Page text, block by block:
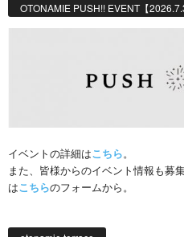
OTONAMIE PUSH!! EVENT【
イベントの詳細はこちら。
また、皆様からのイベント情報も募
はこちらのフォームから。